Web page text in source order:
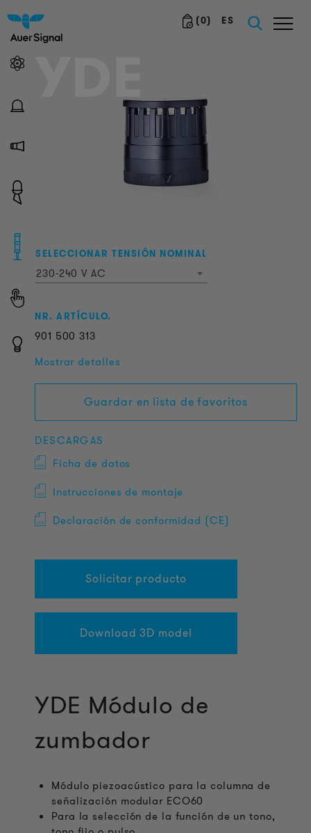
(0) ES
YDE
SELECCIONAR TENSIÓN NOMINAL
230-240 V AC
NR. ARTÍCULO.
901 500 313
Mostrar detalles
Guardar en lista de favoritos
DESCARGAS
Ficha de datos
Instrucciones de montaje
Declaración de conformidad (CE)
Solicitar producto
Download 3D model
YDE Módulo de
zumbador
Módulo piezoacústico para la columna de
señalización modular ECO60
Para la selección de la función de un tono,